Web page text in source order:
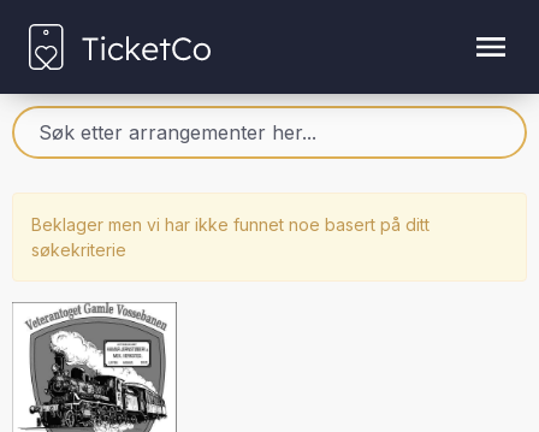
Beklager men vi har ikke funnet noe basert på ditt
søkekriterie